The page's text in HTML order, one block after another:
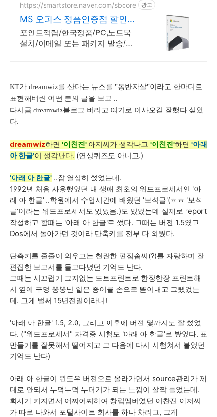
https://smartstore.naver.com/sbcore 광고
MS 오피스 정품인증점 할인적
립을 확인하세요!
포인트적립/한국정품/PC,노트북
설치/이메일 또는 패키지 발송/게
KT가 dreamwiz를 산다는 뉴스를 "동반자살"이라고 한마디로
표현해버린 어떤 분의 글을 보고 ..
다시금 dreamwiz블로그 버리고 여기로 이사오길 잘했다 싶었
다.
dreamwiz하면 '이찬진' 아저씨가 생각나고 '이찬진'하면 '아래
아 한글'이 생각난다. (연상퀴즈도 아니고.)
'아래 아 한글' ..참 열심히 썼었는데.
1992년 처음 사용했었던 내 생애 최초의 워드프로세서인 '아
래 아 한글' ..학원에서 수업시간에 배웠던 '보석글'(ㅎㅎ '보석
글'이라는 워드프로세서도 있었음.)도 있었는데 실제로 report
작성하고 할때는 '아래 아 한글'로 썼다. 그때는 버전 1.5였고
Dos에서 돌아가던 것이라 단축키를 전부 다 외웠다.
단축키를 줄줄이 외우고는 현란한 편집솜씨(?)를 자랑하며 잘
편집한 보고서를 들고다녔던 기억도 난다.
그때는 시끄럽기 그지없는 도트프린트로 한장한장 프린트해
서 옆에 구멍 뽕뽕난 얇은 종이를 손으로 뜯어내고 그랬었는
데. 그게 벌써 15년전일이라니!!
'아래 아 한글' 1.5, 2.0, 그리고 이후에 버전 몇까지도 잘 썼었
다. ("워드프로세서" 자격증 시험도 '아래 아 한글'로 봤었다. 표
만들기를 잘못해서 떨어지고 그 다음에 다시 시험쳐서 붙었던
기억도 난다)
아래 아 한글이 윈도우 버전으로 올라가면서 source관리가 제
대로 안되서 누덕누덕 누더기가 되는 느낌이 살짝 들었는데.
회사가 커지면서 어찌어찌하여 창립멤버였던 이찬진 아저씨
가 따로 나와서 포털사이트 회사를 하나 차리고, 그게